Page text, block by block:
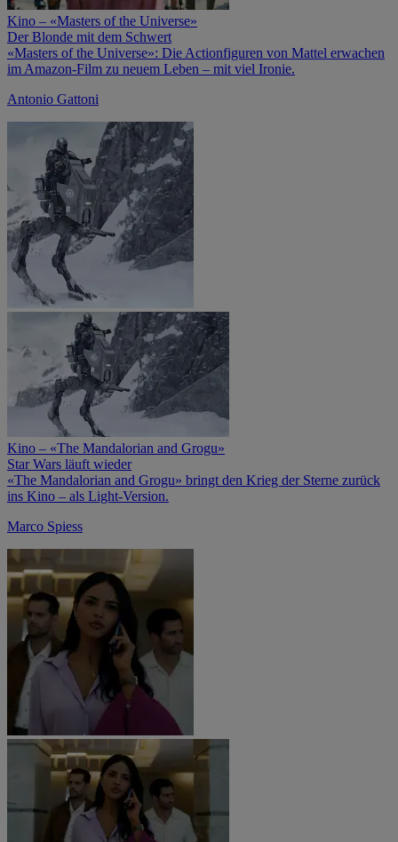
Kino – «Masters of the Universe»
Der Blonde mit dem Schwert
«Masters of the Universe»: Die Actionfiguren von Mattel erwachen
im Amazon-Film zu neuem Leben – mit viel Ironie.
Antonio Gattoni
Kino – «The Mandalorian and Grogu»
Star Wars läuft wieder
«The Mandalorian and Grogu» bringt den Krieg der Sterne zurück
ins Kino – als Light-Version.
Marco Spiess